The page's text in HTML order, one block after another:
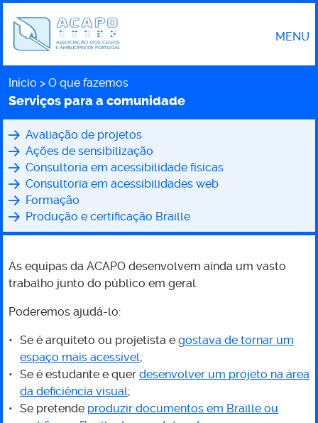
MENU
Caminho
Início O que fazemos
Serviços para a comunidade
Nesta
secção:
Avaliação de projetos
Ações de sensibilização
Consultoria em acessibilidade físicas
Consultoria em acessibilidades web
Formação
Produção e certificação Braille
Serviços
para
a
comunidade
As equipas da ACAPO desenvolvem ainda um vasto
trabalho junto do público em geral.
Poderemos ajudá-lo:
Se é arquiteto ou projetista e gostava de tornar um
espaço mais acessível;
Se é estudante e quer desenvolver um projeto na área
da deficiência visual;
Se pretende produzir documentos em Braille ou